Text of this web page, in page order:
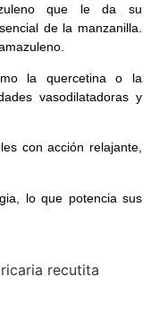
que le da su
de la manzanilla.
la quercetina o la
vasodilatadoras y
con acción relajante,
lo que potencia sus